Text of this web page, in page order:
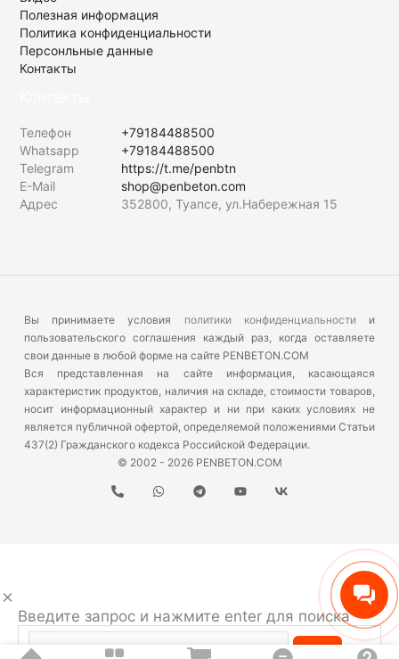
Полезная информация
Политика конфиденциальности
Персонльные данные
Контакты
Телефон
+79184488500
Whatsapp
+79184488500
Telegram
https://t.me/penbtn
E-Mail
shop@penbeton.com
Адрес
352800, Туапсе, ул.Набережная 15
Вы принимаете условия политики конфиденциальностии
пользовательского соглашения каждый раз, когда оставляете
свои данные в любой форме на сайте PENBETON.COM
Вся представленная на сайте информация, касающаяся
характеристик продуктов, наличия на складе, стоимости товаров,
носит информационный характер и ни при каких условиях не
является публичной офертой, определяемой положениями Статьи
437(2) Гражданского кодекса Российской Федерации.
© 2002 - 2026 PENBETON.COM
Введите запрос и нажмите enter для поиска